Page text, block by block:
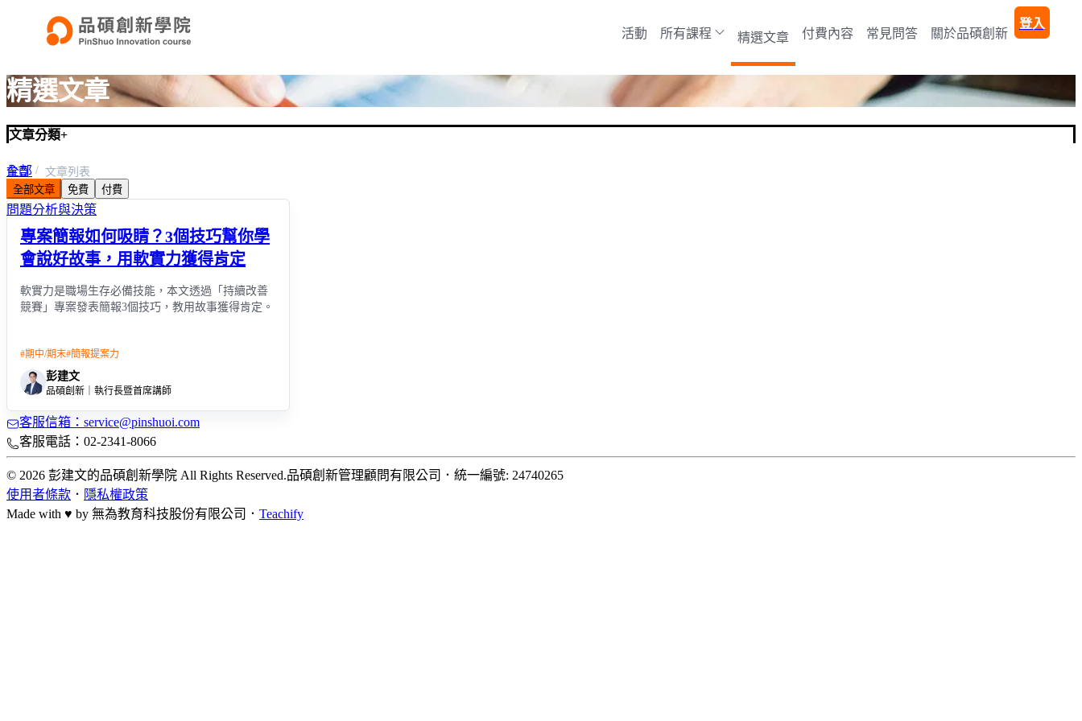
活動 所有課程 精選文章 付費內容 常見問答 關於品碩創新
登入
精選文章
文章分類+
全部
企業培訓學程
問題分析與決策
首頁
文章列表
全部文章
免費 付費
專案簡報如何吸睛？3個技巧幫你學
會說好故事，用軟實力獲得肯定
軟實力是職場生存必備技能，本文透過「持續改善
競賽」專案發表簡報3個技巧，教用故事獲得肯定。
#期中/期末#簡報提案力
彭建文
品碩創新｜執行長暨首席講師
客服信箱：service@pinshuoi.com
客服電話：02-2341-8066
© 2026 彭建文的品碩創新學院 All Rights Reserved.品碩創新管理顧問有限公司 ． 統一編號: 24740265
使用者條款 ． 隱私權政策
Made with ♥ by 無為教育科技股份有限公司． Teachify